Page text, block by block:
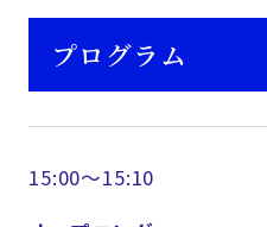
プログラム
15:00～15:10